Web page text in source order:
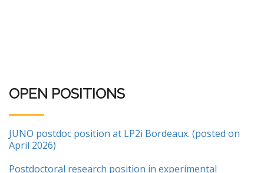
OPEN POSITIONS
JUNO postdoc position at LP2i Bordeaux. (posted on
April 2026)
Postdoctoral research position in experimental